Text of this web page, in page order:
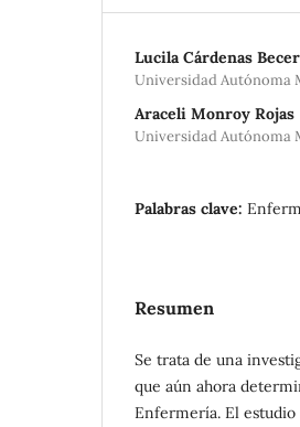
Lucila Cárdenas
Universidad Autónoma
Araceli Monroy Rojas
Universidad Autónoma
Palabras clave:
Resumen
Se trata de una
que aún ahora
Enfermería. El